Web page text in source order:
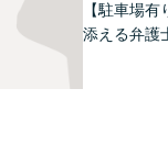
【駐車場
添える弁護